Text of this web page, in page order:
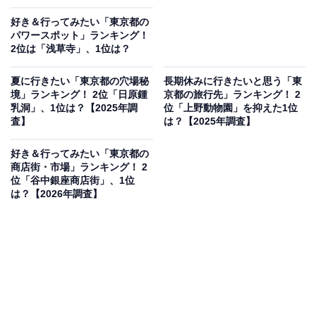
好き＆行ってみたい「東京都の
パワースポット」ランキング！
2位は「浅草寺」、1位は？
夏に行きたい「東京都の穴場秘
境」ランキング！ 2位「日原鍾
乳洞」、1位は？【2025年調
査】
長期休みに行きたいと思う「東
京都の旅行先」ランキング！ 2
位「上野動物園」を抑えた1位
は？【2025年調査】
好き＆行ってみたい「東京都の
商店街・市場」ランキング！ 2
位「谷中銀座商店街」、1位
は？【2026年調査】